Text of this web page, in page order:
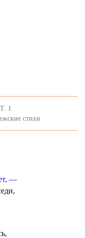
Т. 1
стихи
—